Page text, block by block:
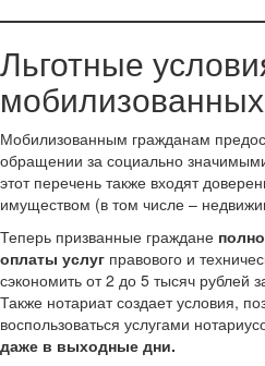
Льготные
мобилизованных
Мобилизованным гражданам
обращении за социально
этот перечень также входят
имуществом (в том числе –
Теперь призванные граждане
оплаты услуг правового и
сэкономить от 2 до 5 тысяч рублей
Также нотариат создает условия,
воспользоваться услугами
даже в выходные дни.